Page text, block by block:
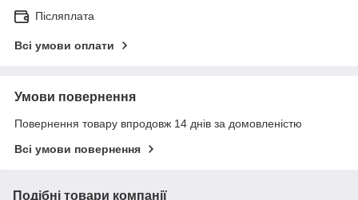
Післяплата
Всі умови оплати
Умови повернення
Повернення товару впродовж 14 днів за домовленістю
Всі умови повернення
Подібні товари компанії